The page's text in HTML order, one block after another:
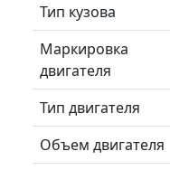
Тип кузова
Маркировка
двигателя
Тип двигателя
Объем двигателя